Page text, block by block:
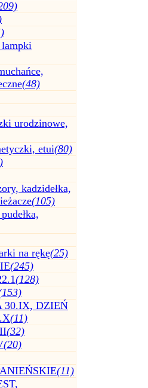
(48)
urodzinowe,
etui(80)
kadzidełka,
(105)
na rękę(25)
(245)
(128)
30.IX, DZIEŃ
(11)
(32)
(20)
(11)